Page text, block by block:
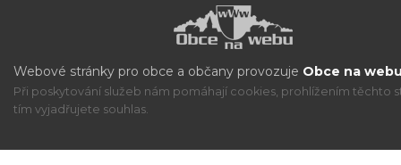
Webové stránky pro obce a občany provozuje Obce na
Při poskytování služeb nám pomáhají cookies, prohlížením těchto
tím vyjadřujete souhlas.